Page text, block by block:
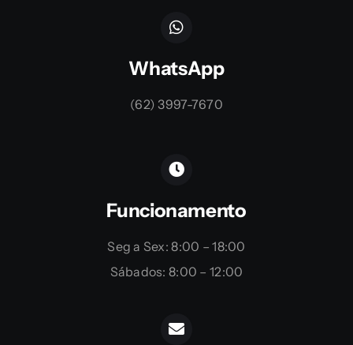
WhatsApp
(62) 3997-7670
Funcionamento
Seg a Sex: 8:00 – 18:00
Sábados: 8:00 – 12:00